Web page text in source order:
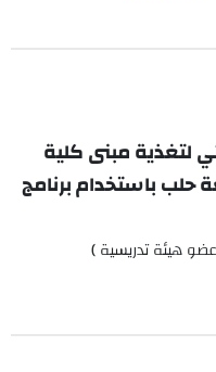
لتغذية مبنى كلية
حلب باستخدام برنامج
هيئة تدريسية )